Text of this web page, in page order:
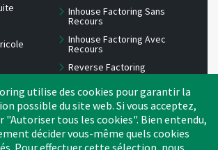
Inhouse Factoring Sans
Recours
Inhouse Factoring Avec
Recours
Reverse Factoring
Demander une offre
Peppol-ID
utilise des cookies pour garantir la
possible du site web. Si vous acceptez,
"Autoriser tous les cookies". Bien entendu,
décider vous-même quels cookies
Pour effectuer cette sélection, nous